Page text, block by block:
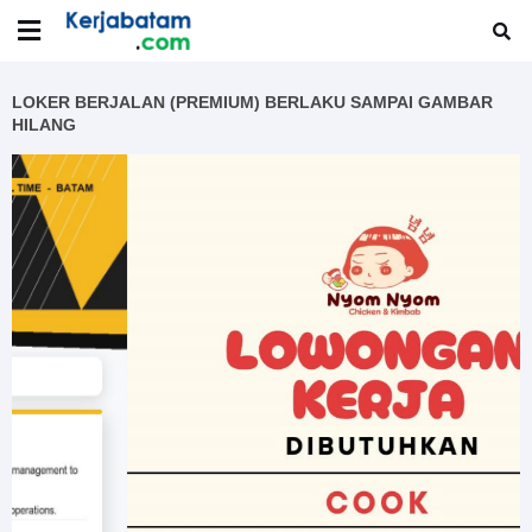
LOKER BERJALAN (PREMIUM) BERLAKU SAMPAI GAMBAR
HILANG